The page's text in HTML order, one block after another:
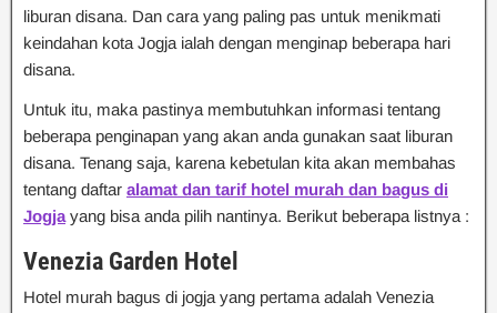
liburan disana. Dan cara yang paling pas untuk menikmati
keindahan kota Jogja ialah dengan menginap beberapa hari
disana.
Untuk itu, maka pastinya membutuhkan informasi tentang
beberapa penginapan yang akan anda gunakan saat liburan
disana. Tenang saja, karena kebetulan kita akan membahas
tentang daftar alamat dan tarif hotel murah dan bagus di
Jogja yang bisa anda pilih nantinya. Berikut beberapa listnya :
Venezia Garden Hotel
Hotel murah bagus di jogja yang pertama adalah Venezia